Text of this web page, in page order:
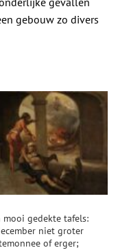
gebouw zo divers
mooi gedekte tafels:
niet groter
of erger;